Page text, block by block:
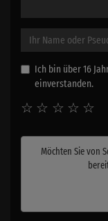
Ich bin über 16
einverstanden.
☆
☆
☆
☆
☆
Möchten Sie von